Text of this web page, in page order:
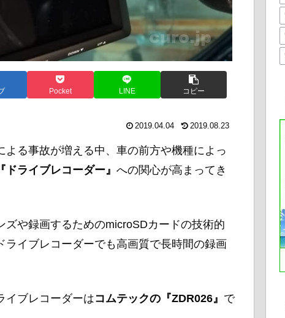
Pocket LINE コピー
2019.04.04 2019.08.23
る事故が増える中、車の前方や機種によっ
ドライブレコーダー』 への関心が高まってき
や録画するためのmicroSDカードの技術的
イブレコーダーでも高画質で長時間の録画
イブレコーダーはコムテックの『ZDR026』 で